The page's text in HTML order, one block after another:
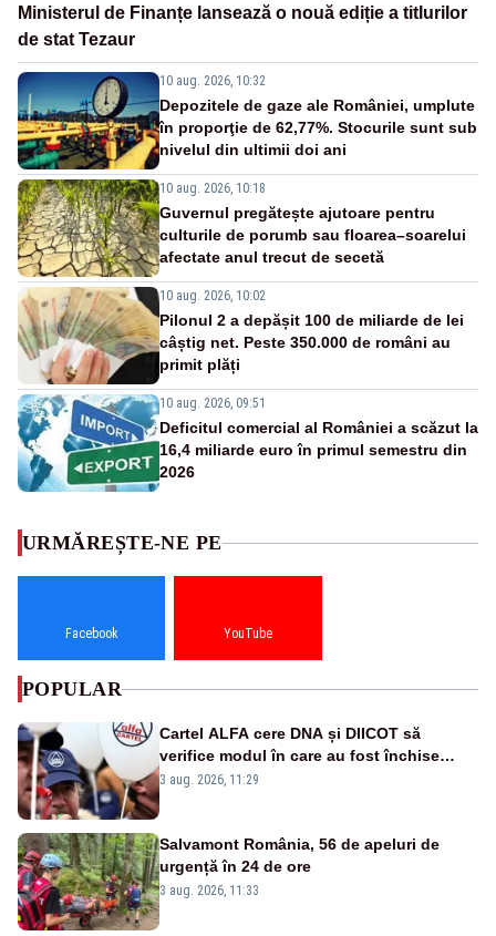
Ministerul de Finanțe lansează o nouă ediție a titlurilor
de stat Tezaur
10 aug. 2026, 10:32
Depozitele de gaze ale României, umplute
în proporţie de 62,77%. Stocurile sunt sub
nivelul din ultimii doi ani
10 aug. 2026, 10:18
Guvernul pregătește ajutoare pentru
culturile de porumb sau floarea–soarelui
afectate anul trecut de secetă
10 aug. 2026, 10:02
Pilonul 2 a depășit 100 de miliarde de lei
câștig net. Peste 350.000 de români au
primit plăți
10 aug. 2026, 09:51
Deficitul comercial al României a scăzut la
16,4 miliarde euro în primul semestru din
2026
URMĂREȘTE-NE PE
Facebook YouTube
POPULAR
Cartel ALFA cere DNA și DIICOT să
verifice modul în care au fost închise
centralele pe cărbune
3 aug. 2026, 11:29
Salvamont România, 56 de apeluri de
urgență în 24 de ore
3 aug. 2026, 11:33